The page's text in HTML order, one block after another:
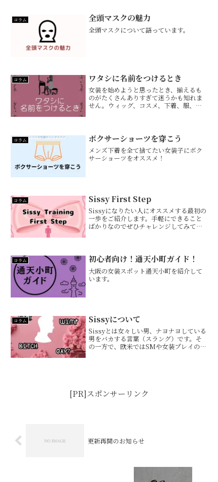
コラム 全頭マスクの魅力
全頭マスクについて語っています。
コラム ワタシに名前をつけるとき
女装を始めようと思ったとき、揃えるも
のがたくさんありすぎて迷うかも知れま
せん。ウィッグ、コスメ、下着、服、バ
このブログを読んでいる方は...
コラム ボクサーショーツを穿こう
メンズ下着を全て捨てたい女装子にボク
サーショーツをオススメ！
コラム Sissy First Step
Sissyになりたい人にオススメする最初の
一歩をご紹介します。手軽にできること
ばかりなのでぜひチャレンジしてみてく
OK。考えたら...
コラム 初心者向け！通天小町ガイド！
大阪の女装スポット通天小町を紹介して
います。
コラム Sissyについて
Sissyとは女々しい男、ナヨナヨしている
男をバカする言葉（スラング）です。そ
の一方で、欧米ではSMや女装プレイのジ
[PR]スポンサーリンク
更新再開のお知らせ